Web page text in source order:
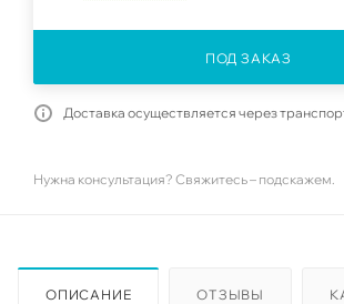
ПОД ЗАКАЗ
Доставка осуществляется через
Нужна консультация? Свяжитесь – подскажем.
ОПИСАНИЕ ОТЗЫВЫ